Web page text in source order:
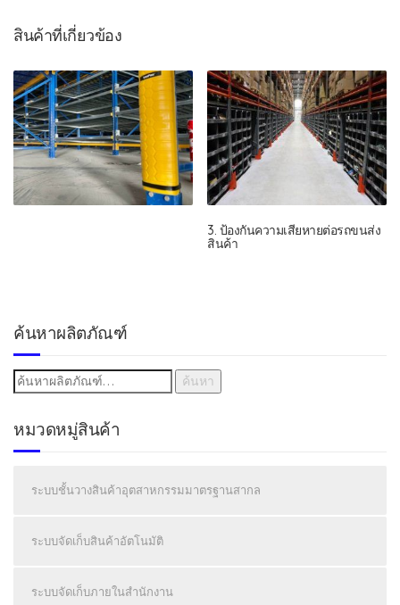
สินค้าที่เกี่ยวข้อง
3. ป้องกันความเสียหายต่อรถขนส่ง
สินค้า
ค้นหาผลิตภัณฑ์
ค้นหา
หมวดหมู่สินค้า
ระบบชั้นวางสินค้าอุตสาหกรรมมาตรฐานสากล
ระบบจัดเก็บสินค้าอัตโนมัติ
ระบบจัดเก็บภายในสำนักงาน